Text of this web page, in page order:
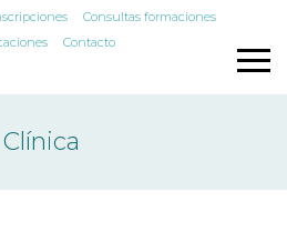
Consultas formaciones
Contacto